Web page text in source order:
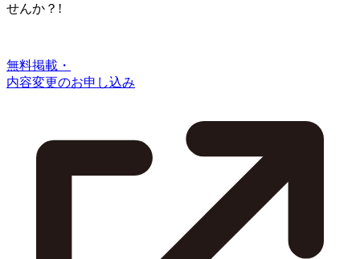
せんか？!
無料掲載・
内容変更のお申し込み